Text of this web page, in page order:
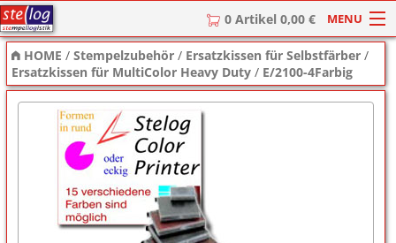
0 Artikel 0,00 € MENU
HOME
Stempel
Stempel-Textplatten
Stempelzubehör
HOME /Stempelzubehör / Ersatzkissen für Selbstfärber /
Ersatzkissen für MultiColor Heavy Duty / E/2100-4Farbig